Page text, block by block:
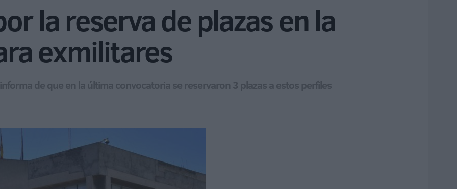
la reserva de plazas en la
exmilitares
de que en la última convocatoria se reservaron 3 plazas a estos perfiles